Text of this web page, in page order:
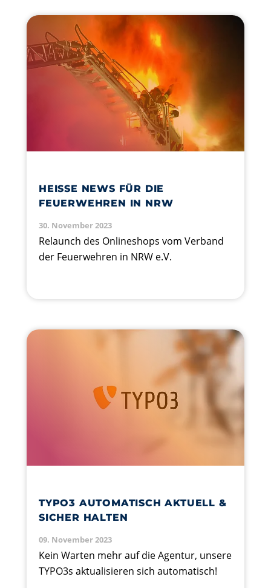
HEISSE NEWS FÜR DIE F
EUERWEHREN IN NRW
30. November 2023
Relaunch des Onlineshops vom Verband
der Feuerwehren in NRW e.V.
TYPO3 AUTOMATISCH AKTUELL &
SICHER HALTEN
09. November 2023
Kein Warten mehr auf die Agentur, unsere
TYPO3s aktualisieren sich automatisch!